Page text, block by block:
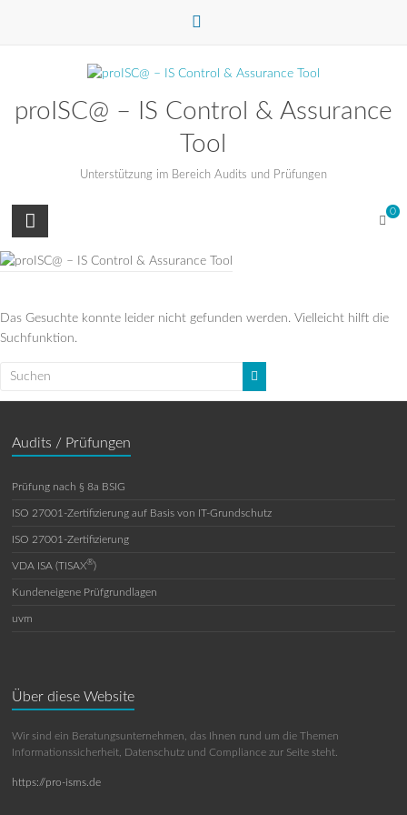
proISC@ – IS Control & Assurance
Tool
Unterstützung im Bereich Audits und Prüfungen
0
Das Gesuchte konnte leider nicht gefunden werden. Vielleicht hilft die
Suchfunktion.
Audits / Prüfungen
Prüfung nach § 8a BSIG
ISO 27001-Zertifizierung auf Basis von IT-Grundschutz
ISO 27001-Zertifizierung
VDA ISA (TISAX®)
Kundeneigene Prüfgrundlagen
uvm
Über diese Website
Wir sind ein Beratungsunternehmen, das Ihnen rund um die Themen
Informationssicherheit, Datenschutz und Compliance zur Seite steht.
https://pro-isms.de